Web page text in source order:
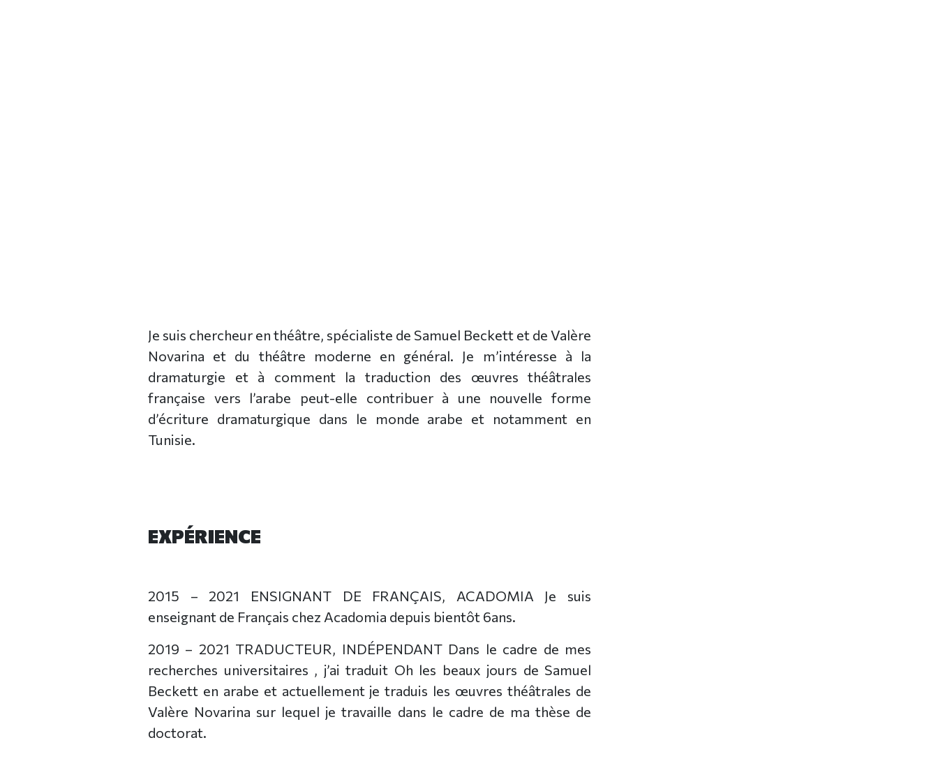
Je suis chercheur en théâtre, spécialiste de Samuel Beckett et de Valère
Novarina et du théâtre moderne en général. Je m’intéresse à la
dramaturgie et à comment la traduction des œuvres théâtrales
française vers l’arabe peut-elle contribuer à une nouvelle forme
d’écriture dramaturgique dans le monde arabe et notamment en
Tunisie.
EXPÉRIENCE
2015 – 2021 ENSIGNANT DE FRANÇAIS, ACADOMIA Je suis
enseignant de Français chez Acadomia depuis bientôt 6ans.
2019 – 2021 TRADUCTEUR, INDÉPENDANT Dans le cadre de mes
recherches universitaires , j’ai traduit Oh les beaux jours de Samuel
Beckett en arabe et actuellement je traduis les œuvres théâtrales de
Valère Novarina sur lequel je travaille dans le cadre de ma thèse de
doctorat.